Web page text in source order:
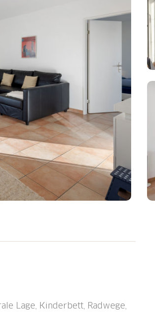
im Herzen der Stadt. Im
50 m, Zentrum zu Fuss in
"SBB-CFF Locarno"
Lage, Kinderbett, Radwege,